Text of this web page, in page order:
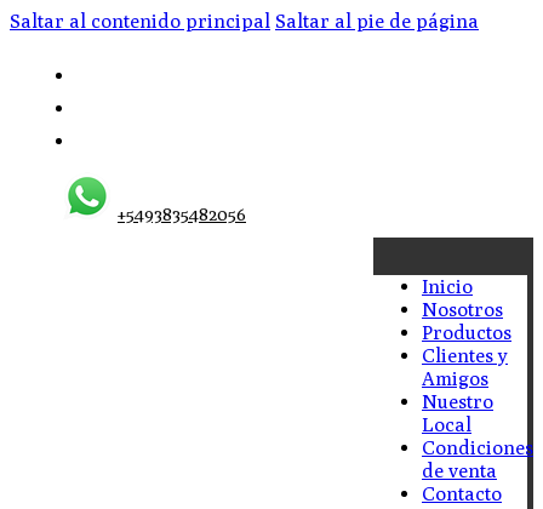
Saltar al contenido principal Saltar al pie de página
+5493835482056
Inicio
Nosotros
Productos
Clientes y
Amigos
Nuestro
Local
Condiciones
de venta
Contacto